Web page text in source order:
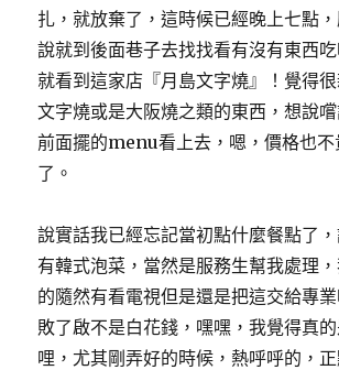
扎，就放棄了，這時候已經晚上七點
說就到後面巷子去找找看有沒有東西
就看到這家店『月島文字燒』！覺得
文字燒或是大阪燒之類的東西，想說
前面擺的menu看上去，嗯，價格也不
了。
說實話我已經忘記當初點什麼餐點了
有韓式泡菜，當然是服務生幫我處理
的隨然有看電視但是還是把這交給專
敗了啟不是白花錢，嘿嘿，我覺得真
哩，尤其剛弄好的時候，熱呼呼的，正